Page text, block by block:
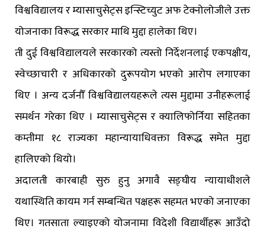
विश्वविद्यालय र म्यासाचुसेट्स इन्स्टिच्युट अफ टेक्नोलोजीले उक्त
योजनाका विरूद्ध सरकार माथि मुद्दा हालेका थिए।
ती दुई विश्वविद्यालयले सरकारको त्यस्तो निर्देशनलाई एकपक्षीय,
स्वेच्छाचारी र अधिकारको दुरूपयोग भएको आरोप लगाएका
थिए । अन्य दर्जनौँ विश्वविद्यालयहरूले त्यस मुद्दामा उनीहरूलाई
समर्थन गरेका थिए । म्यासाचुसेट्स र क्यालिफोर्निया सहितका
कम्तीमा १८ राज्यका महान्यायाधिवक्ता विरूद्ध समेत मुद्दा
हालिएको थियो।
अदालती कारबाही सुरु हुनु अगावै सङ्घीय न्यायाधीशले
यथास्थिति कायम गर्न सम्बन्धित पक्षहरू सहमत भएको जनाएका
थिए। गतसाता ल्याइएको योजनामा विदेशी विद्यार्थीहरू आउँदो